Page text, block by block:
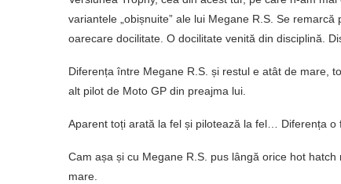
variantele „obișnuite” ale lui Megane R.S. Se
oarecare docilitate. O docilitate venită din disciplină.
Diferența între Megane R.S. și restul e atât de mare,
alt pilot de Moto GP din preajma lui.
Aparent toți arată la fel și pilotează la fel… Diferența
Cam așa și cu Megane R.S. pus lângă orice hot
mare.